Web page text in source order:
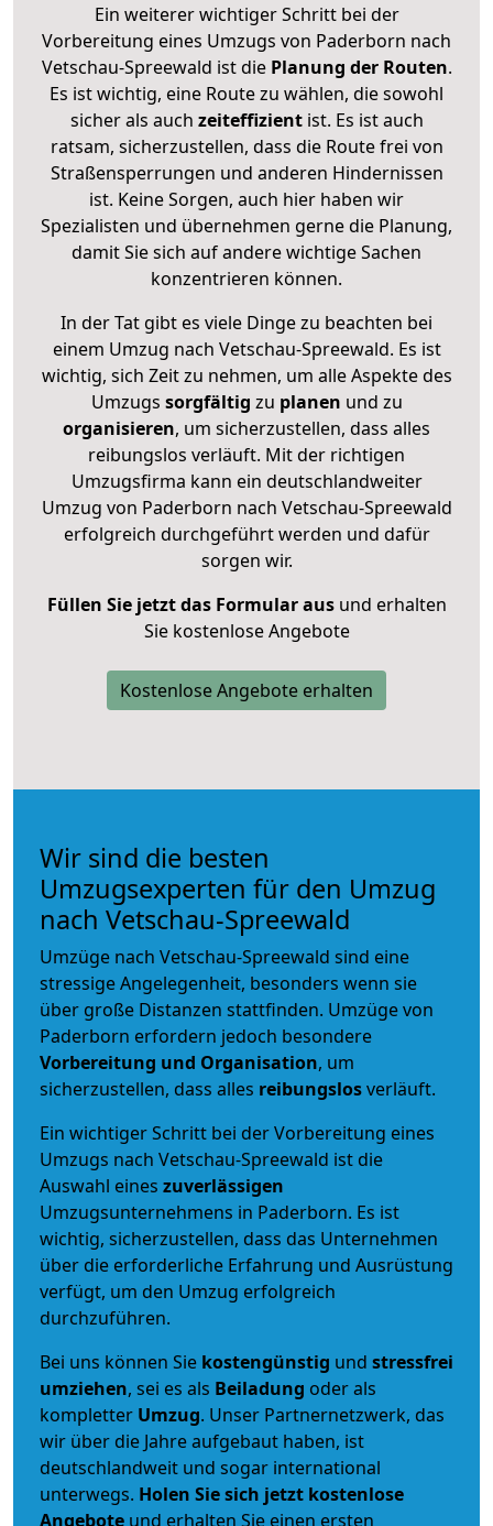
Ein weiterer wichtiger Schritt bei der
Vorbereitung eines Umzugs von Paderborn nach
Vetschau-Spreewald ist diePlanung der Routen.
Es ist wichtig, eine Route zu wählen, die sowohl
sicher als auch zeiteffizientist. Es ist auch
ratsam, sicherzustellen, dass die Route frei von
Straßensperrungen und anderen Hindernissen
ist. Keine Sorgen, auch hier haben wir
Spezialisten und übernehmen gerne die Planung,
damit Sie sich auf andere wichtige Sachen
konzentrieren können.
In der Tat gibt es viele Dinge zu beachten bei
einem Umzug nach Vetschau-Spreewald. Es ist
wichtig, sich Zeit zu nehmen, um alle Aspekte des
Umzugs sorgfältig zu planen und zu
organisieren, um sicherzustellen, dass alles
reibungslos verläuft. Mit der richtigen
Umzugsfirma kann ein deutschlandweiter
Umzug von Paderborn nach Vetschau-Spreewald
erfolgreich durchgeführt werden und dafür
sorgen wir.
Füllen Sie jetzt das Formular ausund erhalten
Sie kostenlose Angebote
Kostenlose Angebote erhalten
Wir sind die besten
Umzugsexperten für den Umzug
nach Vetschau-Spreewald
Umzüge nach Vetschau-Spreewald sind eine
stressige Angelegenheit, besonders wenn sie
über große Distanzen stattfinden. Umzüge von
Paderborn erfordern jedoch besondere
Vorbereitung und Organisation, um
sicherzustellen, dass alles reibungslosverläuft.
Ein wichtiger Schritt bei der Vorbereitung eines
Umzugs nach Vetschau-Spreewald ist die
Auswahl eines zuverlässigen
Umzugsunternehmens in Paderborn. Es ist
wichtig, sicherzustellen, dass das Unternehmen
über die erforderliche Erfahrung und Ausrüstung
verfügt, um den Umzug erfolgreich
durchzuführen.
Bei uns können Sie kostengünstig und stressfrei
umziehen, sei es als Beiladung oder als
kompletter Umzug. Unser Partnernetzwerk, das
wir über die Jahre aufgebaut haben, ist
deutschlandweit und sogar international
unterwegs. Holen Sie sich jetzt kostenlose
Angebote und erhalten Sie einen ersten